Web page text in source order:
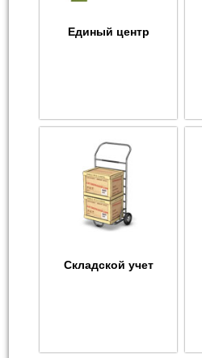
Единый центр
Складской учет